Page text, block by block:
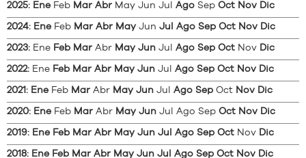
2025: Ene Feb Mar Abr May Jun Jul Ago Sep Oct Nov Dic
2024: Ene Feb Mar Abr May Jun Jul Ago Sep Oct Nov Dic
2023: Ene Feb Mar Abr May Jun Jul Ago Sep Oct Nov Dic
2022: Ene Feb Mar Abr May Jun Jul Ago Sep Oct Nov Dic
2021: Ene Feb Mar Abr May Jun Jul Ago Sep Oct Nov Dic
2020: Ene Feb Mar Abr May Jun Jul Ago Sep Oct Nov Dic
2019: Ene Feb Mar Abr May Jun Jul Ago Sep Oct Nov Dic
2018: Ene Feb Mar Abr May Jun Jul Ago Sep Oct Nov Dic